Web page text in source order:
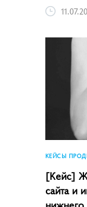
КЕЙСЫ
[Кейс]
сайта и